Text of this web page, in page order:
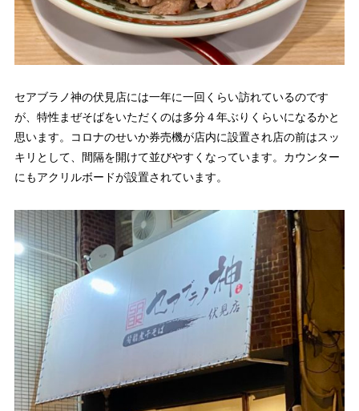
セアブラノ神の伏見店には一年に一回くらい訪れているのです
が、特性まぜそばをいただくのは多分４年ぶりくらいになるかと
思います。コロナのせいか券売機が店内に設置され店の前はスッ
キリとして、間隔を開けて並びやすくなっています。カウンター
にもアクリルボードが設置されています。